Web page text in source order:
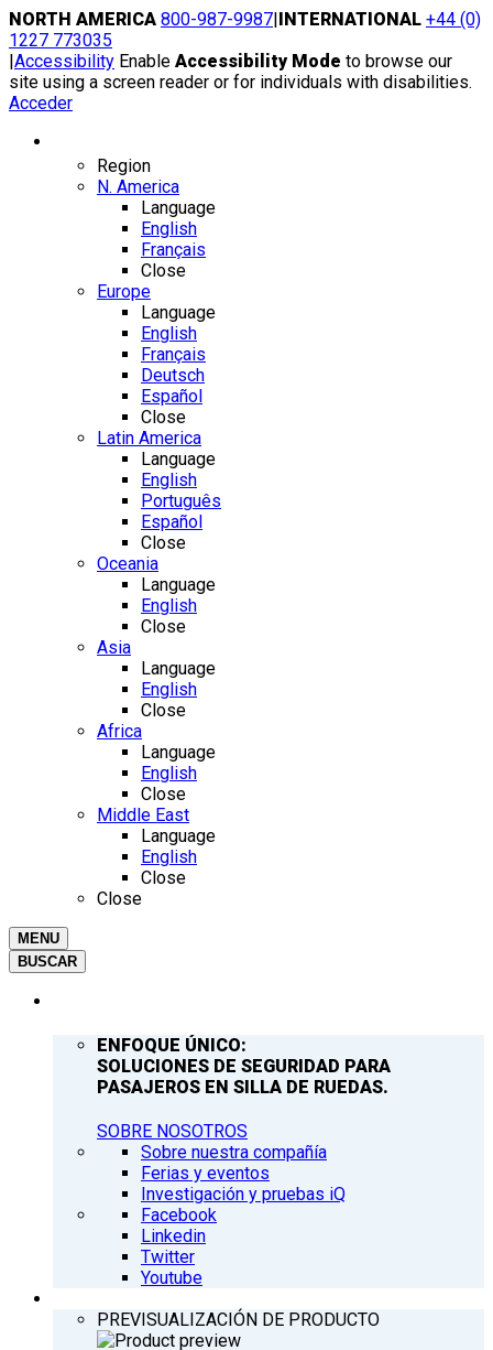
Skip
to
content
NORTH AMERICA 800-987-9987|INTERNATIONAL +44 (0)
1227 773035
|Accessibility Enable Accessibility Mode to browse our
site using a screen reader or for individuals with disabilities.
Acceder
Region
N. America
Language
English
Français
Close
Europe
Language
English
Français
Deutsch
Español
Close
Latin America
Language
English
Português
Español
Close
Oceania
Language
English
Close
Asia
Language
English
Close
Africa
Language
English
Close
Middle East
Language
English
Close
Close
MENU
BUSCAR
ENFOQUE ÚNICO:
SOLUCIONES DE SEGURIDAD PARA
PASAJEROS EN SILLA DE RUEDAS.
SOBRE NOSOTROS
Sobre nuestra compañía
Ferias y eventos
Investigación y pruebas iQ
Facebook
Linkedin
Twitter
Youtube
PREVISUALIZACIÓN DE PRODUCTO